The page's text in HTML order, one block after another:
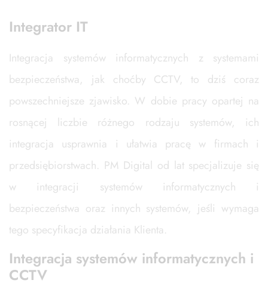
Integrator IT
Integracja systemów informatycznych z systemami
bezpieczeństwa, jak choćby CCTV, to dziś coraz
powszechniejsze zjawisko. W dobie pracy opartej na
rosnącej liczbie różnego rodzaju systemów, ich
integracja usprawnia i ułatwia pracę w firmach i
przedsiębiorstwach. PM Digital od lat specjalizuje się
w integracji systemów informatycznych i
bezpieczeństwa oraz innych systemów, jeśli wymaga
tego specyfikacja działania Klienta.
Integracja systemów informatycznych i
CCTV